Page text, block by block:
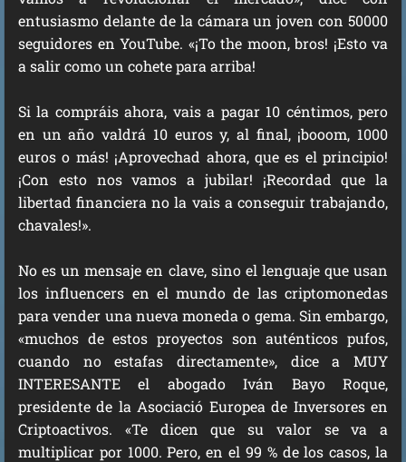
entusiasmo delante de la cámara un joven con 50000
seguidores en YouTube. «¡To the moon, bros! ¡Esto va
a salir como un cohete para arriba!
Si la compráis ahora, vais a pagar 10 céntimos, pero
en un año valdrá 10 euros y, al final, ¡booom, 1000
euros o más! ¡Aprovechad ahora, que es el principio!
¡Con esto nos vamos a jubilar! ¡Recordad que la
libertad financiera no la vais a conseguir trabajando,
chavales!».
No es un mensaje en clave, sino el lenguaje que usan
los influencers en el mundo de las criptomonedas
para vender una nueva moneda o gema. Sin embargo,
«muchos de estos proyectos son auténticos pufos,
cuando no estafas directamente», dice a MUY
INTERESANTE el abogado Iván Bayo Roque,
presidente de la Asociació Europea de Inversores en
Criptoactivos. «Te dicen que su valor se va a
multiplicar por 1000. Pero, en el 99 % de los casos, la